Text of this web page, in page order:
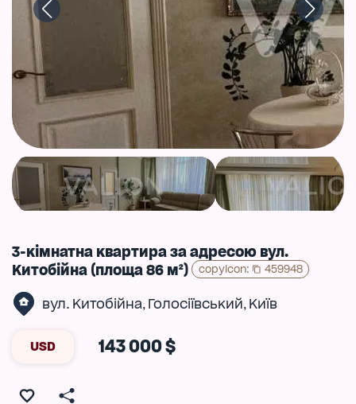
3-кімнатна квартира за адресою вул.
Китобійна (площа 86 м²)
copyIcon: 459948
вул. Китобійна, Голосіївський, Київ
USD 143 000 $